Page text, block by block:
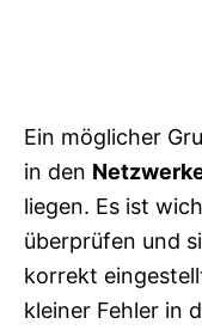
Ein möglicher
in den
liegen. Es ist
überprüfen und
korrekt
kleiner Fehler in